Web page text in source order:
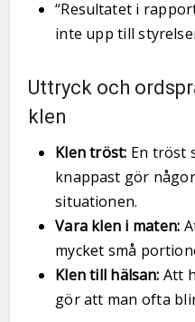
“Resultatet i
inte upp till
Uttryck och
klen
Klen tröst: En tröst
knappast gör
situationen.
Vara klen i maten:
mycket små
Klen till hälsan: Att
gör att man ofta